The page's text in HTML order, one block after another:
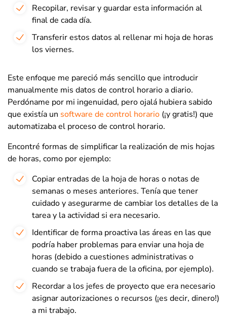
Recopilar, revisar y guardar esta información al
final de cada día.
Transferir estos datos al rellenar mi hoja de horas
los viernes.
Este enfoque me pareció más sencillo que introducir
manualmente mis datos de control horario a diario.
Perdóname por mi ingenuidad, pero ojalá hubiera sabido
que existía un software de control horario (¡y gratis!) que
automatizaba el proceso de control horario.
Encontré formas de simplificar la realización de mis hojas
de horas, como por ejemplo:
Copiar entradas de la hoja de horas o notas de
semanas o meses anteriores. Tenía que tener
cuidado y asegurarme de cambiar los detalles de la
tarea y la actividad si era necesario.
Identificar de forma proactiva las áreas en las que
podría haber problemas para enviar una hoja de
horas (debido a cuestiones administrativas o
cuando se trabaja fuera de la oficina, por ejemplo).
Recordar a los jefes de proyecto que era necesario
asignar autorizaciones o recursos (¡es decir, dinero!)
a mi trabajo.